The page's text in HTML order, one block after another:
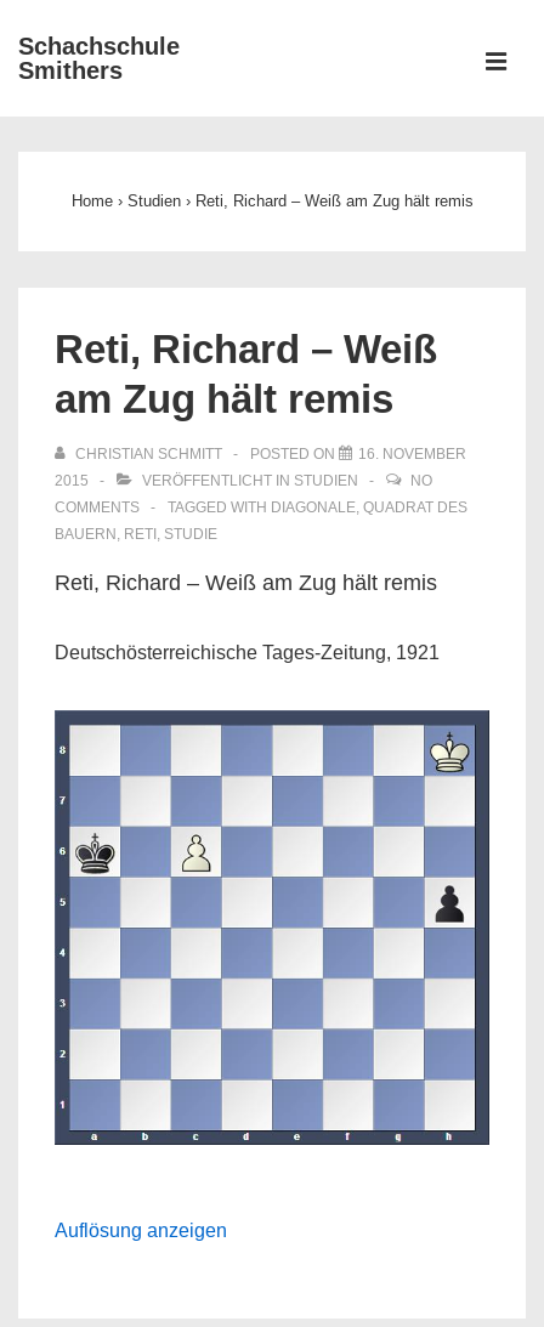
Zum
Inhalt
Schachschule
Smithers
Home › Studien › Reti, Richard – Weiß am Zug hält remis
Reti, Richard – Weiß
am Zug hält remis
CHRISTIAN SCHMITT POSTED ON
16. NOVEMBER
2015
VERÖFFENTLICHT IN STUDIEN
NO
COMMENTS
TAGGED WITH DIAGONALE, QUADRAT DES
BAUERN , RETI , STUDIE
Reti, Richard – Weiß am Zug hält remis
Deutschösterreichische Tages-Zeitung, 1921
Auflösung anzeigen